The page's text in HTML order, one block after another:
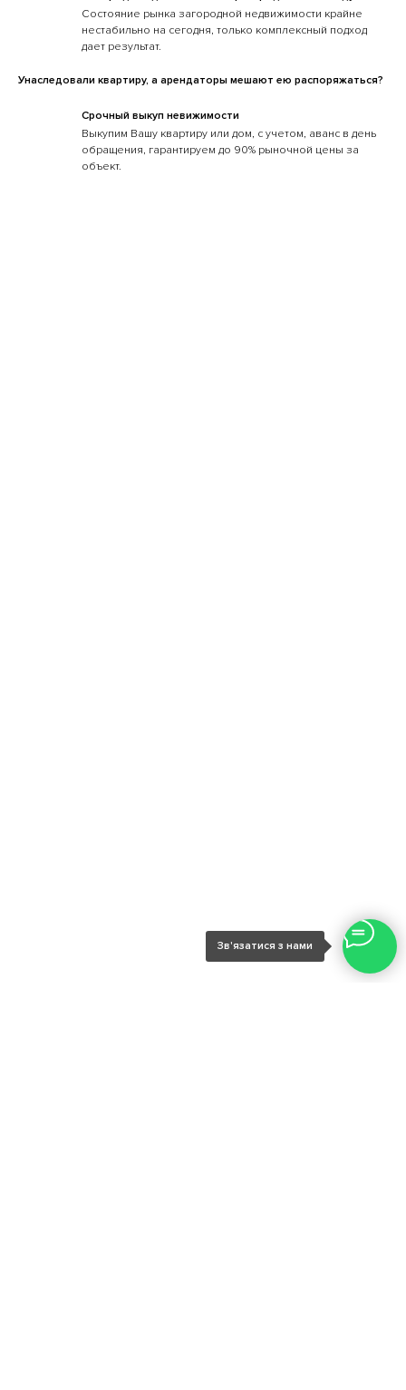
Состояние рынка загородной недвижимости крайне
нестабильно на сегодня, только комплексный подход
дает результат.
Унаследовали квартиру, а арендаторы мешают ею распоряжаться?
Срочный выкуп невижимости
Выкупим Вашу квартиру или дом, с учетом, аванс в день
обращения, гарантируем до 90% рыночной цены за
объект.
Зв'язатися з нами